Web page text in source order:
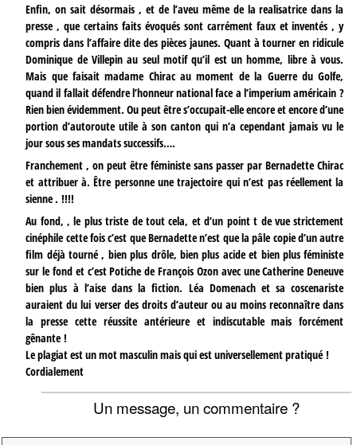
Enfin, on sait désormais , et de l’aveu même de la realisatrice dans la
presse , que certains faits évoqués sont carrément faux et inventés , y
compris dans l’affaire dite des pièces jaunes. Quant à tourner en ridicule
Dominique de Villepin au seul motif qu’il est un homme, libre à vous.
Mais que faisait madame Chirac au moment de la Guerre du Golfe,
quand il fallait défendre l’honneur national face a l’imperium américain ?
Rien bien évidemment. Ou peut être s’occupait-elle encore et encore d’une
portion d’autoroute utile à son canton qui n’a cependant jamais vu le
jour sous ses mandats successifs….
Franchement , on peut être féministe sans passer par Bernadette Chirac
et attribuer à. Être personne une trajectoire qui n’est pas réellement la
sienne . !!!!
Au fond, , le plus triste de tout cela, et d’un point t de vue strictement
cinéphile cette fois c’est que Bernadette n’est que la pâle copie d’un autre
film déjà tourné , bien plus drôle, bien plus acide et bien plus féministe
sur le fond et c’est Potiche de François Ozon avec une Catherine Deneuve
bien plus à l’aise dans la fiction. Léa Domenach et sa coscenariste
auraient du lui verser des droits d’auteur ou au moins reconnaître dans
la presse cette réussite antérieure et indiscutable mais forcément
gênante !
Le plagiat est un mot masculin mais qui est universellement pratiqué !
Cordialement
Un message, un commentaire ?